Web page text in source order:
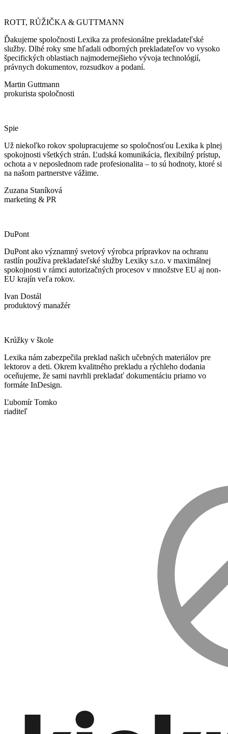
ROTT, RŮŽIČKA & GUTTMANN
Ďakujeme spoločnosti Lexika za profesionálne prekladateľské
služby. Dlhé roky sme hľadali odborných prekladateľov vo vysoko
špecifických oblastiach najmodernejšieho vývoja technológií,
právnych dokumentov, rozsudkov a podaní.
Martin Guttmann
prokurista spoločnosti
Spie
Už niekoľko rokov spolupracujeme so spoločnosťou Lexika k plnej
spokojnosti všetkých strán. Ľudská komunikácia, flexibilný prístup,
ochota a v neposlednom rade profesionalita – to sú hodnoty, ktoré si
na našom partnerstve vážime.
Zuzana Staníková
marketing & PR
DuPont
DuPont ako významný svetový výrobca prípravkov na ochranu
rastlín používa prekladateľské služby Lexiky s.r.o. v maximálnej
spokojnosti v rámci autorizačných procesov v množstve EU aj non-
EU krajín veľa rokov.
Ivan Dostál
produktový manažér
Krúžky v škole
Lexika nám zabezpečila preklad našich učebných materiálov pre
lektorov a deti. Okrem kvalitného prekladu a rýchleho dodania
oceňujeme, že sami navrhli prekladať dokumentáciu priamo vo
formáte InDesign.
Ľubomír Tomko
riaditeľ